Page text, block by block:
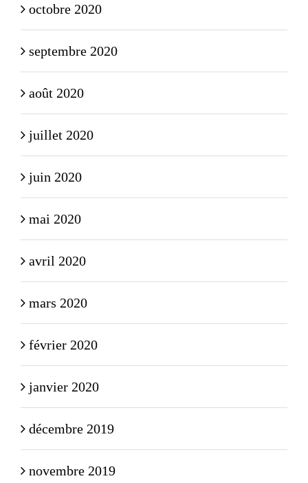
octobre 2020
septembre 2020
août 2020
juillet 2020
juin 2020
mai 2020
avril 2020
mars 2020
février 2020
janvier 2020
décembre 2019
novembre 2019